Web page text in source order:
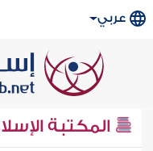
عربي
المكتبة